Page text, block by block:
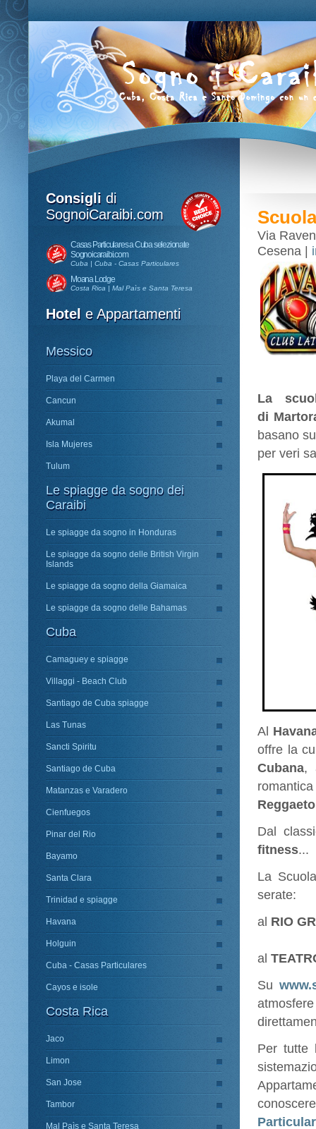
Consigli di
SognoiCaraibi.com
Casas Particulares a Cuba selezionate
Sognoicaraibi.com
Cuba | Cuba - Casas Particulares
Moana Lodge
Costa Rica | Mal Paìs e Santa Teresa
Hotel e Appartamenti
Messico
Playa del Carmen
Cancun
Akumal
Isla Mujeres
Tulum
Le spiagge da sogno dei
Caraibi
Le spiagge da sogno in Honduras
Le spiagge da sogno delle British Virgin
Islands
Le spiagge da sogno della Giamaica
Le spiagge da sogno delle Bahamas
Cuba
Camaguey e spiagge
Villaggi - Beach Club
Santiago de Cuba spiagge
Las Tunas
Sancti Spiritu
Santiago de Cuba
Matanzas e Varadero
Cienfuegos
Pinar del Rio
Bayamo
Santa Clara
Trinidad e spiagge
Havana
Holguin
Cuba - Casas Particulares
Cayos e isole
Costa Rica
Jaco
Limon
San Jose
Tambor
Mal Paìs e Santa Teresa
Via
Cesena |
La
di
basano
per veri
Al
offre la
Cubana,
Dal
fitness...
La
serate:
al RIO
al
Su
Per